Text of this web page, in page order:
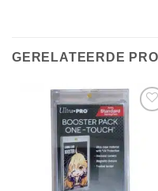
GERELATEERDE